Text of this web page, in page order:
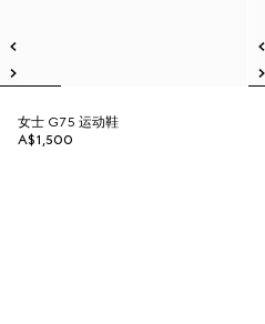
女士 G75 运动鞋
A$1,500